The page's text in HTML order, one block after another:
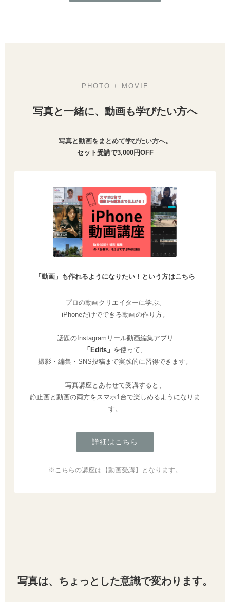
PHOTO + MOVIE
写真と一緒に、動画も学びたい方へ
写真と動画をまとめて学びたい方へ。
セット受講で3,000円OFF
「動画」も作れるようになりたい！という方はこちら
プロの動画クリエイターに学ぶ、
iPhoneだけでできる動画の作り方。
話題のInstagramリール動画編集アプリ
「Edits」 を使って、
撮影・編集・SNS投稿まで実践的に習得できます。
写真講座とあわせて受講すると、
静止画と動画の両方をスマホ1台で楽しめるようになりま
す。
詳細はこちら
※こちらの講座は【動画受講】となります。
写真は、ちょっとした意識で変わります。